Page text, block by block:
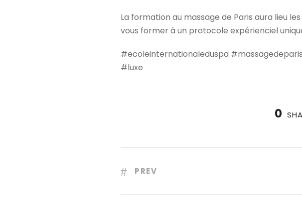
La formation au massage de Paris aura lieu
vous former à un protocole expérienciel
#ecoleinternationaleduspa
#luxe
0
PREV